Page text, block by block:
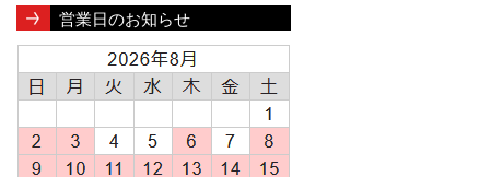
営業日のお知らせ